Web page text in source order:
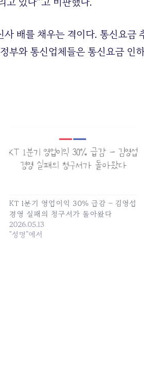
배를 채우는 격이다. 통신요금
부와 통신업체들은 통신요금 인
KT 1분기 영업이익 30% 급감 – 김영섭
경영 실패의 청구서가 돌아왔다
2026.05.13
"성명"에서